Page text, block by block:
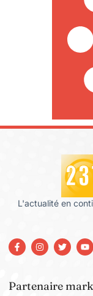
L'actualité en
Partenaire